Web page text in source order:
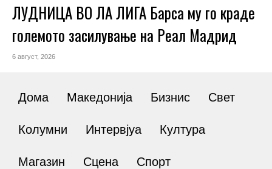
ЛУДНИЦА ВО ЛА ЛИГА Барса му го краде
големото засилување на Реал Мадрид
6 август, 2026
Дома Македонија Бизнис Свет
Колумни Интервјуа Култура
Магазин Сцена Спорт